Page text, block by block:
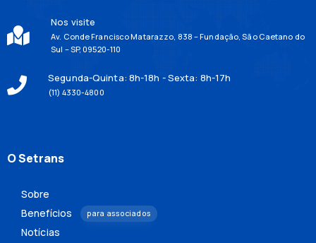
Nos visite
Av. Conde Francisco Matarazzo, 838 – Fundação, São Caetano do
Sul – SP, 09520-110
Segunda-Quinta: 8h-18h - Sexta: 8h-17h
(11) 4330-4800
O Setrans
Sobre
Benefícios
para associados
Notícias